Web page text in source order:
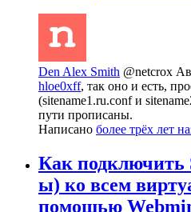
Den Alex Smith @netcrox
hloe0xff, так оно и есть,
(sitename1.ru.conf и
пути прописаны.
Написано более трёх лет
Как подключить
ы) ко всем
помощью